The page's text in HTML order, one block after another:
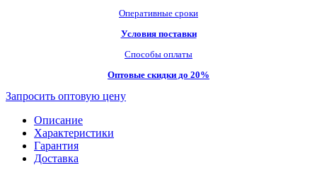
Оперативные сроки
Условия поставки
Способы оплаты
Оптовые скидки до 20%
Запросить оптовую цену
Описание
Характеристики
Гарантия
Доставка